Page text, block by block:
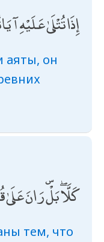
إِذَا تُتْلَىٰ عَلَيْهِ
аяты, он
كَلَّا ۖ بَلْ ۜ رَانَ
тем, что